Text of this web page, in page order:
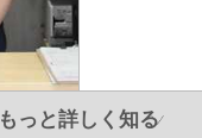
もっと詳しく知る